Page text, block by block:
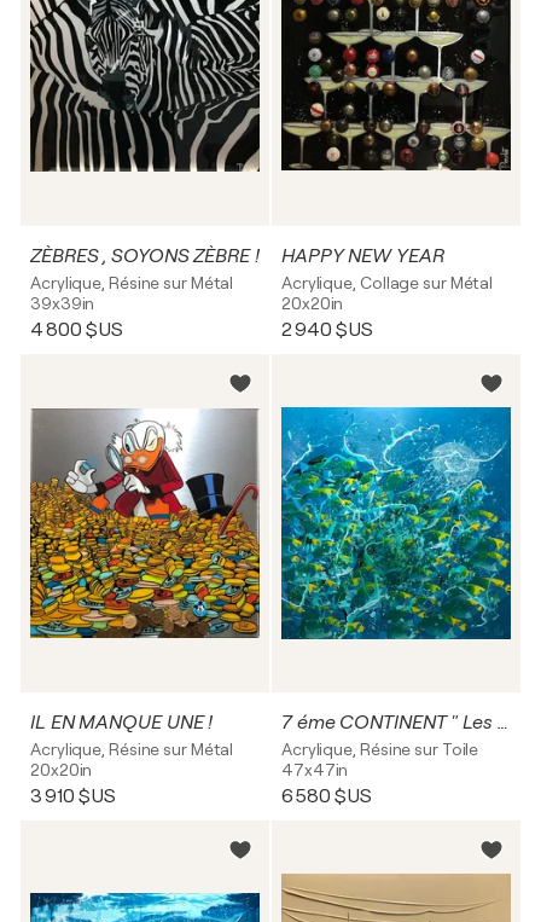
ZÈBRES , SOYONS ZÈBRE !
Acrylique, Résine sur Métal
39x39in
4 800 $US
HAPPY NEW YEAR
Acrylique, Collage sur Métal
20x20in
2 940 $US
IL EN MANQUE UNE !
Acrylique, Résine sur Métal
20x20in
3 910 $US
7 éme CONTINENT " Les Réserves "
Acrylique, Résine sur Toile
47x47in
6 580 $US